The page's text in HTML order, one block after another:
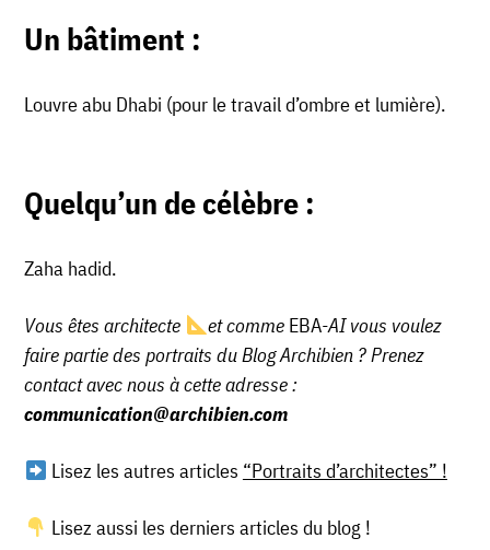
Un bâtiment :
Louvre abu Dhabi (pour le travail d’ombre et lumière).
Quelqu’un de célèbre :
Zaha hadid.
Vous êtes architecte et commeEBA-AI vous voulez
faire partie des portraits du Blog Archibien ? Prenez
contact avec nous à cette adresse :
communication@archibien.com
Lisez les autres articles “Portraits d’architectes” !
Lisez aussi les derniers articles du blog !